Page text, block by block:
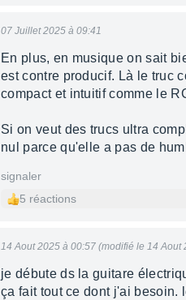
07 Juillet 2025 à 09:41
En plus, en musique on sait
est contre producif. Là le truc
compact et intuitif comme le
Si on veut des trucs ultra
nul parce qu'elle a pas de
signaler
5 réactions
14 Aout 2025 à 00:57 (modifié le 14 Aout
je débute ds la guitare
ça fait tout ce dont j'ai besoin.